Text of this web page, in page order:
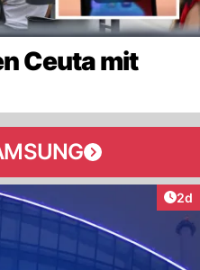
Ceuta mit
2d